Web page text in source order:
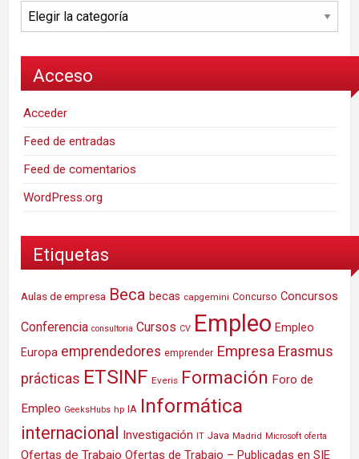
Categorías
Acceso
Acceder
Feed de entradas
Feed de comentarios
WordPress.org
Etiquetas
Aulas de empresa Beca becas capgemini Concurso Concursos
Conferencia consultoria Cursos CV Empleo Empleo
Europa emprendedores emprender Empresa Erasmus
prácticas ETSINF Everis Formación Foro de
Empleo GeeksHubs hp IA Informática
internacional Investigación IT Java Madrid Microsoft oferta
Ofertas de Trabajo Ofertas de Trabajo – Publicadas en SIE